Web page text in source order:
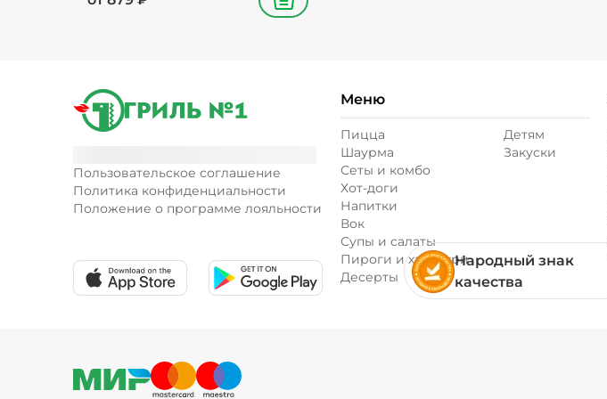
В корзину
Пользовательское соглашение
Политика конфиденциальности
Положение о программе лояльности
Меню
Пицца
Шаурма
Сеты и комбо
Хот-доги
Напитки
Вок
Супы и салаты
Пироги и хачапури
Десерты
Детям
Закуски
Народный знак
качества